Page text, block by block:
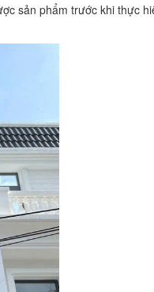
sản phẩm trước khi thực